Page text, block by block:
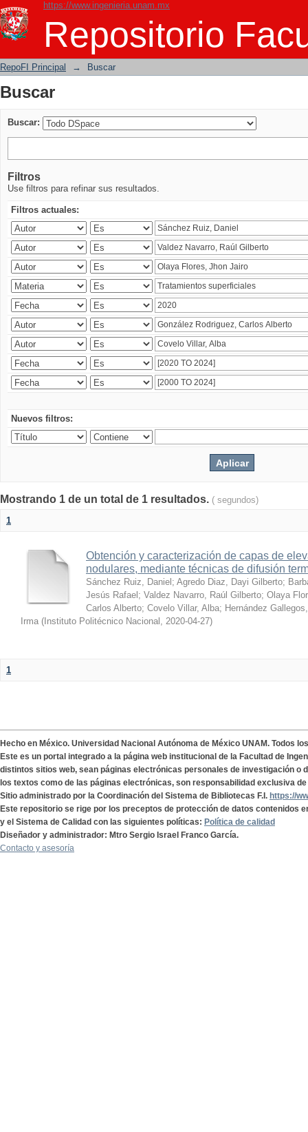
https://www.ingenieria.unam.mx
Repositorio
Buscar
RepoFI Principal → Buscar
Buscar
Buscar:
Filtros
Use filtros para refinar sus resultados.
Filtros actuales:
Nuevos filtros:
Mostrando 1 de un total de 1 resultados. ( segundos)
1
Obtención y caracterización de capas de
nodulares, mediante técnicas de difusión
Sánchez Ruiz, Daniel ; Agredo Diaz, Dayi Gilberto;
Jesús Rafael ; Valdez Navarro, Raúl Gilberto; Olaya
Carlos Alberto; Covelo Villar, Alba; Hernández
Irma ( Instituto Politécnico Nacional , 2020-04-27)
1
Hecho en México. Universidad Nacional Autónoma de México UNAM. Todos
Este es un portal integrado a la página web institucional de la Facultad de
distintos sitios web, sean páginas electrónicas personales de investigación o
los textos como de las páginas electrónicas, son responsabilidad exclusiva
Sitio administrado por la Coordinación del Sistema de Bibliotecas F.I. https://
Este repositorio se rige por los preceptos de protección de datos contenidos
y el Sistema de Calidad con las siguientes políticas: Política de calidad
Diseñador y administrador: Mtro Sergio Israel Franco García.
Contacto y asesoría